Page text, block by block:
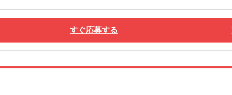
すぐ応募する